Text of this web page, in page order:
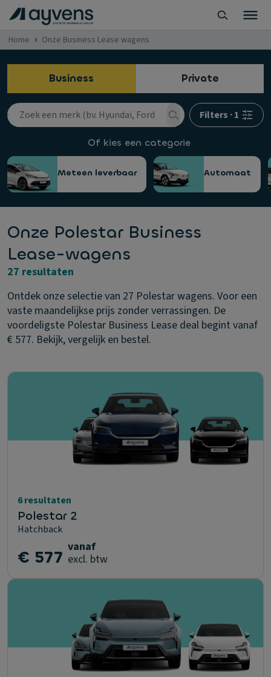
Home Onze Business Lease wagens
Business Private
Filters ·1
Of kies een categorie
Meteen leverbaar Automaat
Onze Polestar Business
Lease-wagens
27 resultaten
Ontdek onze selectie van 27 Polestar wagens. Voor een
vaste maandelijkse prijs zonder verrassingen. De
voordeligste Polestar Business Lease deal begint vanaf
€ 577. Bekijk, vergelijk en bestel.
6 resultaten
Polestar 2
Hatchback
€ 577 vanaf
excl. btw